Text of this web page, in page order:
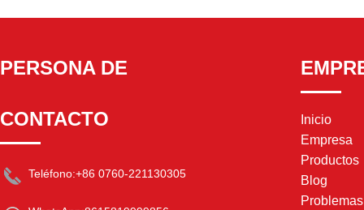
PERSONA DE
CONTACTO
Teléfono:+86 0760-221130305
Inicio
Empresa
Productos
Blog